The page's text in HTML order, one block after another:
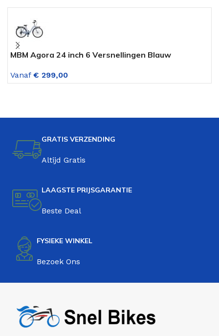
MBM Agora 24 inch 6 Versnellingen Blauw
Vanaf € 299,00
GRATIS VERZENDING
Altijd Gratis
LAAGSTE PRIJSGARANTIE
Beste Deal
FYSIEKE WINKEL
Bezoek Ons